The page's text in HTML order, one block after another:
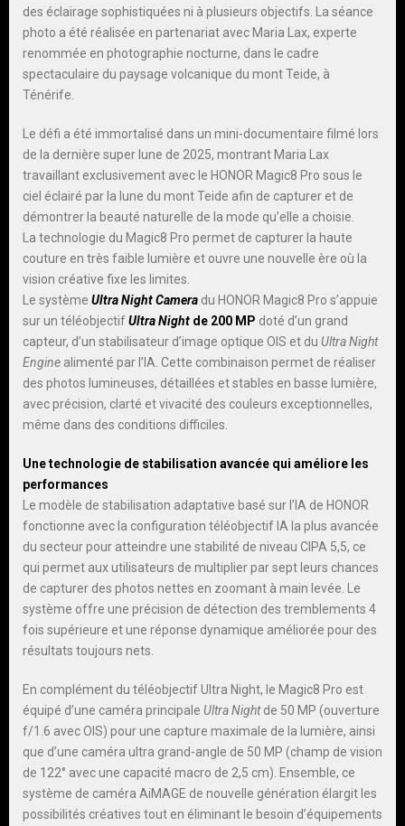
des éclairage sophistiquées ni à plusieurs objectifs. La séance
photo a été réalisée en partenariat avec Maria Lax, experte
renommée en photographie nocturne, dans le cadre
spectaculaire du paysage volcanique du mont Teide, à
Ténérife.
Le défi a été immortalisé dans un mini-documentaire filmé lors
de la dernière super lune de 2025, montrant Maria Lax
travaillant exclusivement avec le HONOR Magic8 Pro sous le
ciel éclairé par la lune du mont Teide afin de capturer et de
démontrer la beauté naturelle de la mode qu’elle a choisie.
La technologie du Magic8 Pro permet de capturer la haute
couture en très faible lumière et ouvre une nouvelle ère où la
vision créative fixe les limites.
Le système Ultra Night Camera du HONOR Magic8 Pro s’appuie
sur un téléobjectifUltra Night de 200 MP doté d’un grand
capteur, d’un stabilisateur d’image optique OIS et du Ultra Night
Engine alimenté par l’IA. Cette combinaison permet de réaliser
des photos lumineuses, détaillées et stables en basse lumière,
avec précision, clarté et vivacité des couleurs exceptionnelles,
même dans des conditions difficiles.
Une technologie de stabilisation avancée qui améliore les
performances
Le modèle de stabilisation adaptative basé sur l’IA de HONOR
fonctionne avec la configuration téléobjectif IA la plus avancée
du secteur pour atteindre une stabilité de niveau CIPA 5,5, ce
qui permet aux utilisateurs de multiplier par sept leurs chances
de capturer des photos nettes en zoomant à main levée. Le
système offre une précision de détection des tremblements 4
fois supérieure et une réponse dynamique améliorée pour des
résultats toujours nets.
En complément du téléobjectif Ultra Night, le Magic8 Pro est
équipé d’une caméra principale Ultra Nightde 50 MP (ouverture
f/1.6 avec OIS) pour une capture maximale de la lumière, ainsi
que d’une caméra ultra grand-angle de 50 MP (champ de vision
de 122° avec une capacité macro de 2,5 cm). Ensemble, ce
système de caméra AiMAGE de nouvelle génération élargit les
possibilités créatives tout en éliminant le besoin d’équipements